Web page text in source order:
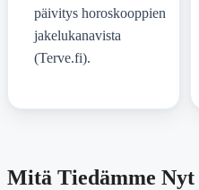
päivitys horoskooppien
jakelukanavista
(Terve.fi).
Mitä Tiedämme Nyt